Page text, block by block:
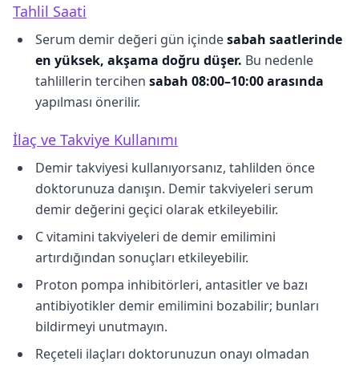
Tahlil Saati
Serum demir değeri gün içindesabah saatlerinde
en yüksek, akşama doğru düşer. Bu nedenle
tahlillerin tercihen sabah 08:00–10:00 arasında
yapılması önerilir.
İlaç ve Takviye Kullanımı
Demir takviyesi kullanıyorsanız, tahlilden önce
doktorunuza danışın. Demir takviyeleri serum
demir değerini geçici olarak etkileyebilir.
C vitamini takviyeleri de demir emilimini
artırdığından sonuçları etkileyebilir.
Proton pompa inhibitörleri, antasitler ve bazı
antibiyotikler demir emilimini bozabilir; bunları
bildirmeyi unutmayın.
Reçeteli ilaçları doktorunuzun onayı olmadan